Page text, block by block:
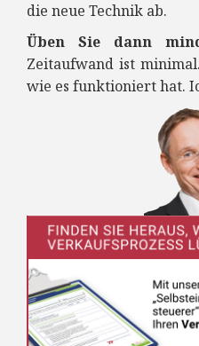
die neue Technik ab.
Üben Sie dann
Zeitaufwand ist
wie es funktioniert hat.